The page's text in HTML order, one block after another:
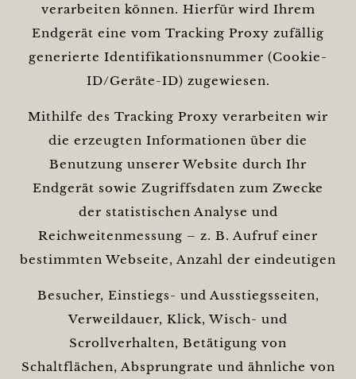
verarbeiten können. Hierfür wird Ihrem
Endgerät eine vom Tracking Proxy zufällig
generierte Identifikationsnummer (Cookie-
ID/Geräte-ID) zugewiesen.
Mithilfe des Tracking Proxy verarbeiten wir
die erzeugten Informationen über die
Benutzung unserer Website durch Ihr
Endgerät sowie Zugriffsdaten zum Zwecke
der statistischen Analyse und
Reichweitenmessung – z. B. Aufruf einer
bestimmten Webseite, Anzahl der eindeutigen
Besucher, Einstiegs- und Ausstiegsseiten,
Verweildauer, Klick, Wisch- und
Scrollverhalten, Betätigung von
Schaltflächen, Absprungrate und ähnliche von